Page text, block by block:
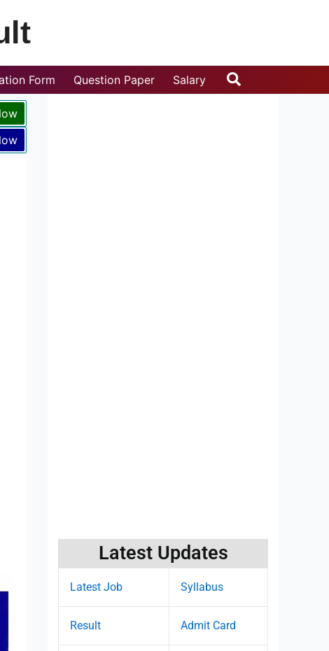
Form Question Paper Salary Search
Latest Updates
Latest Job Syllabus
Result Admit Card